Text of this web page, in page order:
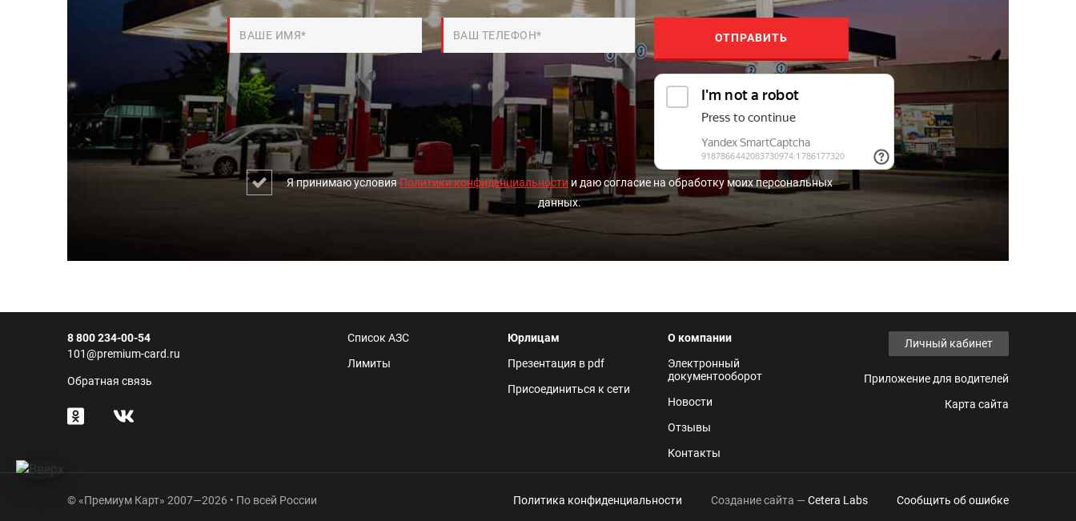
Я принимаю условия Политики конфиденциальности и даю согласие на обработку моих персональных
данных.
8 800 234-00-54
101@premium-card.ru
Обратная связь
Список АЗС
Лимиты
Юрлицам
Презентация в pdf
Присоединиться к сети
О компании
Электронный
документооборот
Новости
Отзывы
Контакты
Личный кабинет
Приложение для водителей
Карта сайта
© «Премиум Карт» 2007—2026 • По всей России Политика конфиденциальности Создание сайта — Cetera Labs Сообщить об ошибке